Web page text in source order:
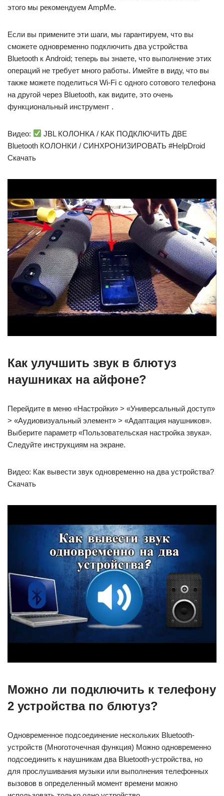
этого мы рекомендуем AmpMe.
Если вы примените эти шаги, мы гарантируем, что вы
сможете одновременно подключить два устройства
Bluetooth к Android; теперь вы знаете, что выполнение этих
операций не требует много работы. Имейте в виду, что вы
также можете поделиться Wi-Fi с одного сотового телефона
на другой через Bluetooth, как видите, это очень
функциональный инструмент .
Видео:
JBL КОЛОНКА / КАК ПОДКЛЮЧИТЬ ДВЕ
Bluetooth КОЛОНКИ / СИНХРОНИЗИРОВАТЬ #HelpDroid
Скачать
Как улучшить звук в блютуз
наушниках на айфоне?
Перейдите в меню «Настройки» > «Универсальный доступ»
> «Аудиовизуальный элемент» > «Адаптация наушников».
Выберите параметр «Пользовательская настройка звука».
Следуйте инструкциям на экране.
Видео: Как вывести звук одновременно на два устройства?
Скачать
Можно ли подключить к телефону
2 устройства по блютуз?
Одновременное подсоединение нескольких Bluetooth-
устройств (Многоточечная функция) Можно одновременно
подсоединить к наушникам два Bluetooth-устройства, но
для прослушивания музыки или выполнения телефонных
вызовов в определенный момент времени можно